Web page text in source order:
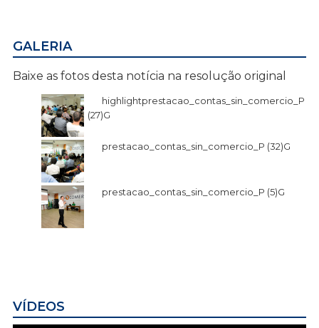
GALERIA
Baixe as fotos desta notícia na resolução original
highlightprestacao_contas_sin_comercio_P
(27)G
prestacao_contas_sin_comercio_P (32)G
prestacao_contas_sin_comercio_P (5)G
VÍDEOS